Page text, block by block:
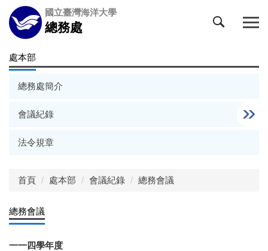
跳
到
主
內
國立臺灣海洋大學
總務處
處本部
總務處簡介
會議紀錄
法令規章
首頁 處本部 會議紀錄 總務會議
總務會議
一一四學年度